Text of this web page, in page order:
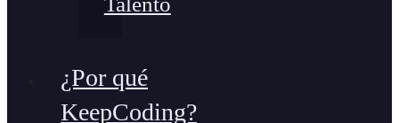
¿Por qué
KeepCoding?